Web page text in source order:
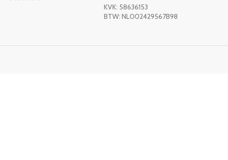
KVK: 58636153
BTW: NL002429567B98